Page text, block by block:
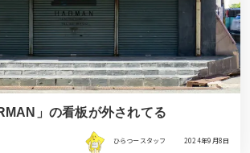
」の看板が外されてる
ひらつースタッフ 2024年9月8日